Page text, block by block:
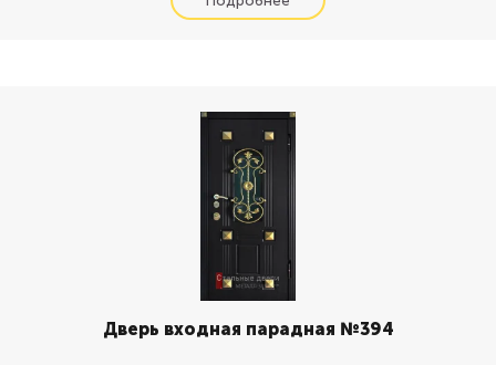
Дверь входная парадная №394